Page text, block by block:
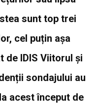
sunt top trei
cel puțin așa
de IDIS Viitorul și
sondajului au
acest început de